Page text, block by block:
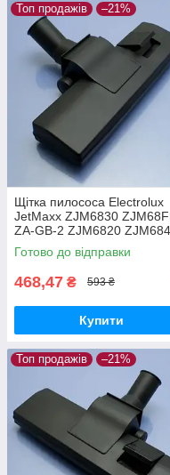
Топ продажів –21%
Щітка пилососа Electrolux
JetMaxx ZJM6830
ZA-GB-2 ZJM6820
EL4042A ZJG6800
двохрежимна
Готово до відправки
468,47 ₴ 593 ₴
Купити
Топ продажів –21%